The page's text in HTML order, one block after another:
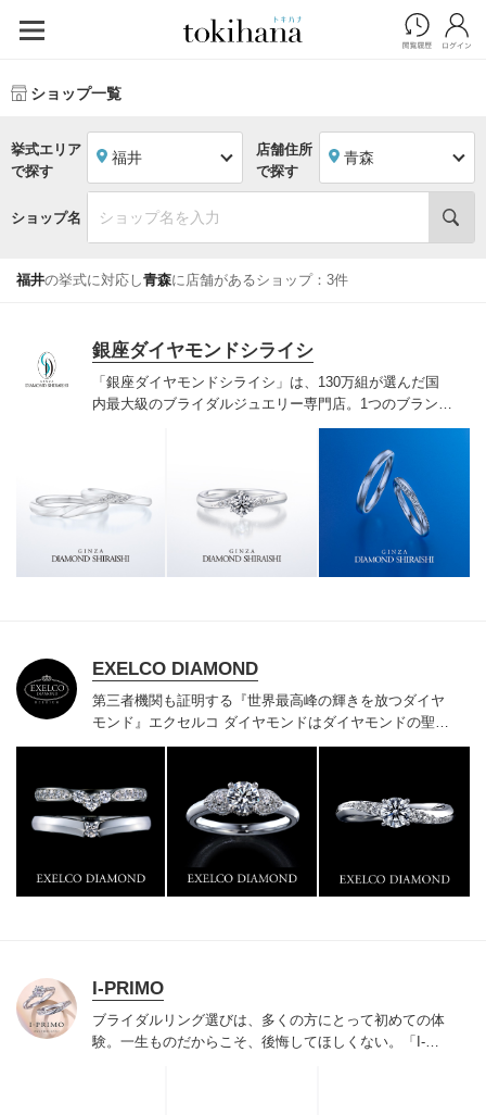
ショップ一覧
挙式エリア
で探す
福井
店舗住所
で探す
青森
ショップ名
福井の挙式に対応し青森に店舗があるショップ：3件
銀座ダイヤモンドシライシ
「銀座ダイヤモンドシライシ」は、130万組が選んだ国
内最大級のブライダルジュエリー専門店。1つのブランド
では国内最大級の700種類以上の豊富なデザインを取り
揃え、ふたりの「似合う」と「好き」を同時に叶えた満
足の選択ができる指輪をご提案しています。多くのお客
様にご満足いただけている、一生身に着けるための指輪
のクオリティや購入後のアフターサービスをぜひ一度店
頭でお確かめください。
EXELCO DIAMOND
第三者機関も証明する『世界最高峰の輝きを放つダイヤ
モンド』 エクセルコ ダイヤモンドはダイヤモンドの聖地
ベルギー発祥で200年以上の歴史がある真のカッターズ
門店としてリングのデザインや品質にもこだわっていま
す。おふたりに本物の輝きを一生身に着けていただきた
い想いで「ヴァージン・ダイヤモンド」「ハードプラチ
ナ」「保証内容」にこだわっています。
I-PRIMO
ブライダルリング選びは、多くの方にとって初めての体
験。一生ものだからこそ、後悔してほしくない。「I-